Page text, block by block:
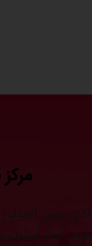
بین
مورد نیاز